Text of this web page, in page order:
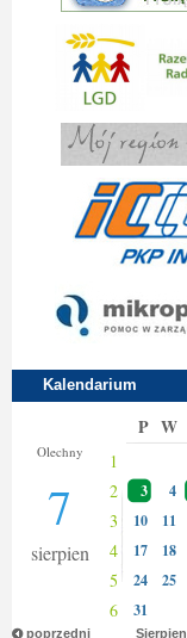
Kalendarium
Olechny
7
sierpien
P W
1
2 3 4
3 10 11
4 17 18
5 24 25
6 31
poprzedni Sierpien